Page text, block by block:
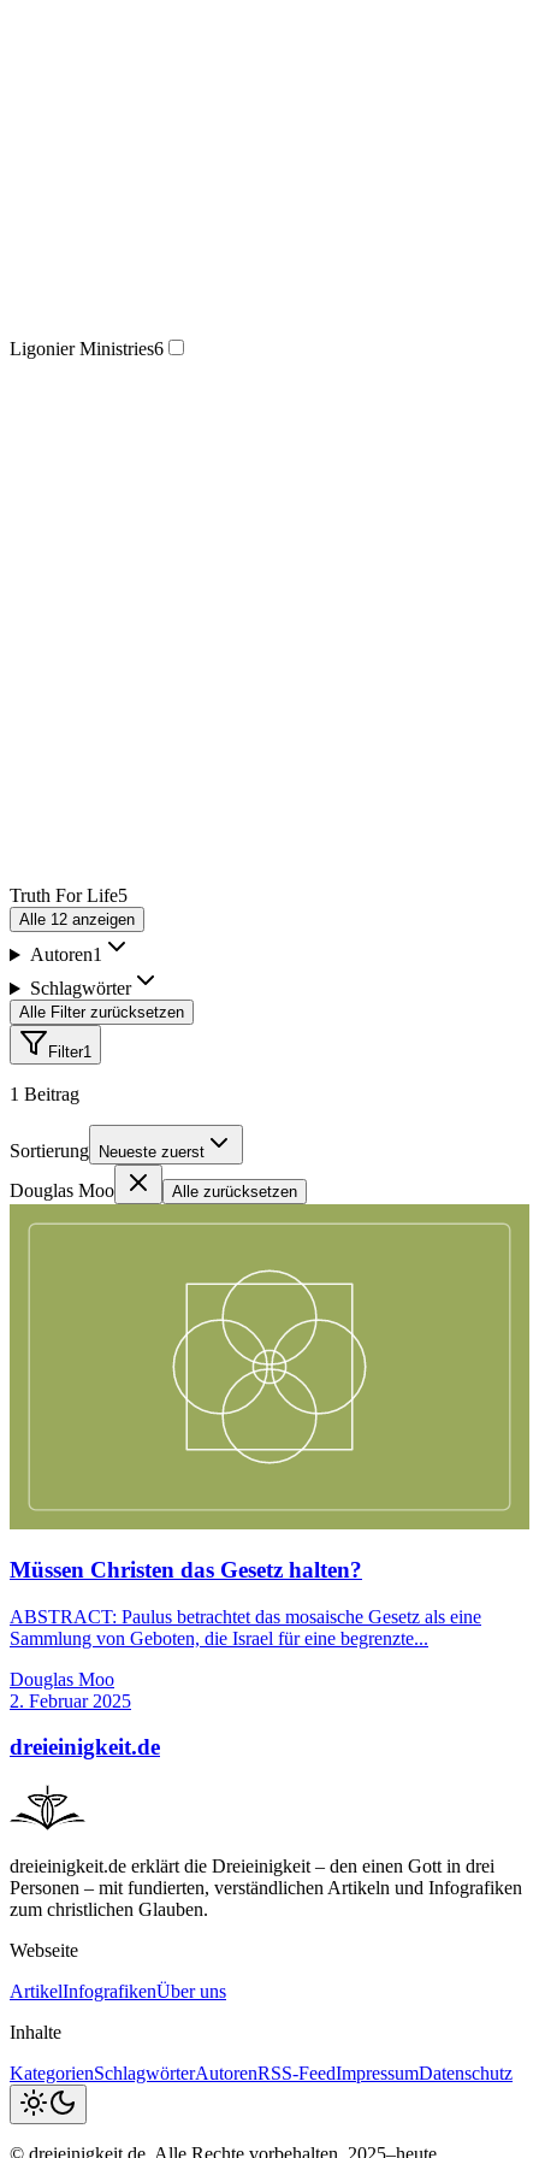
Ligonier Ministries6
Truth For Life5
Alle 12 anzeigen
Autoren1
Schlagwörter
Alle Filter zurücksetzen
Filter1
1 Beitrag
Sortierung Neueste zuerst
Douglas Moo Alle zurücksetzen
Müssen Christen das Gesetz halten?
ABSTRACT: Paulus betrachtet das mosaische Gesetz als eine
Sammlung von Geboten, die Israel für eine begrenzte...
Douglas Moo
2. Februar 2025
dreieinigkeit.de
dreieinigkeit.de erklärt die Dreieinigkeit – den einen Gott in drei
Personen – mit fundierten, verständlichen Artikeln und Infografiken
zum christlichen Glauben.
Webseite
ArtikelInfografikenÜber uns
Inhalte
KategorienSchlagwörterAutorenRSS-FeedImpressumDatenschutz
© dreieinigkeit.de. Alle Rechte vorbehalten. 2025–heute.